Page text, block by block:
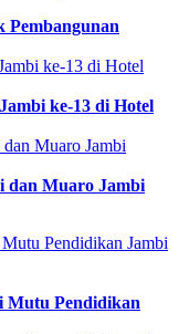
Pembangunan
ke-13 di Hotel
dan Muaro Jambi
Mutu Pendidikan